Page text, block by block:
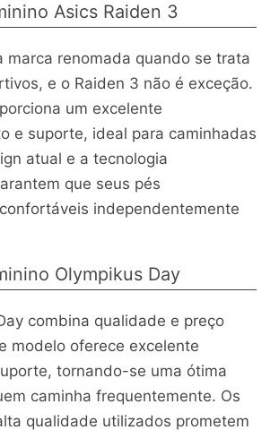
Asics Raiden 3
marca renomada quando se trata
e o Raiden 3 não é exceção.
um excelente
e suporte, ideal para caminhadas
atual e a tecnologia
que seus pés
independentemente
Olympikus Day
combina qualidade e preço
modelo oferece excelente
tornando-se uma ótima
caminha frequentemente. Os
qualidade utilizados prometem